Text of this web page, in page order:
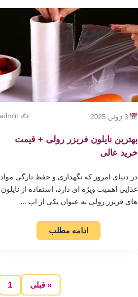
✍️ admin
بهترین نایلون فریزر رولی + قیمت
خرید عالی
در دنیای امروز که نگهداری و حفظ تازگی مواد
غذایی اهمیت ویژه ای دارد، استفاده از نایلون
های فریزر رولی به عنوان یکی از اب ...
ادامه مطلب
« قبلی 1